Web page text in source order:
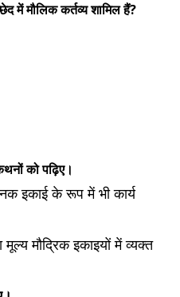
में मौलिक कर्तव्य शामिल हैं?
को पढ़िए।
इकाई के रूप में भी कार्य
मौद्रिक इकाइयों में व्यक्त